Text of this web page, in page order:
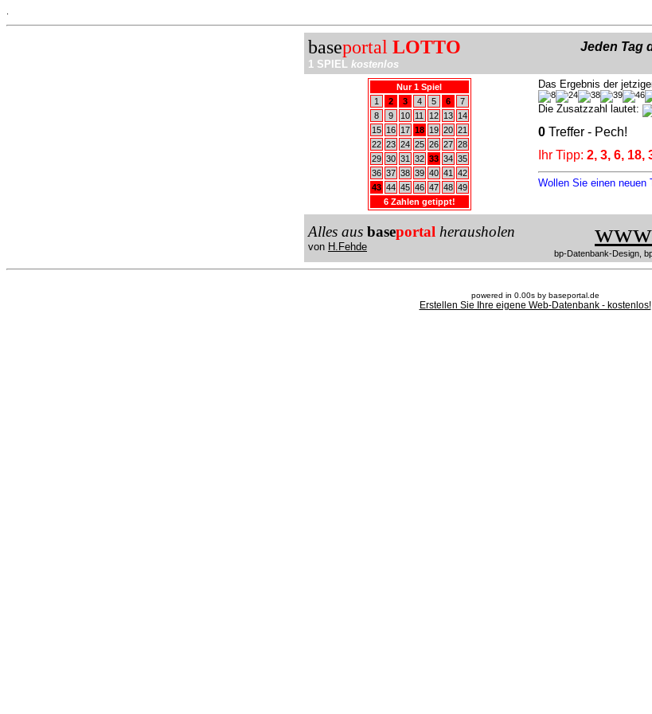
baseportal LOTTO
1 SPIEL kostenlos
Jeden Tag
Nur 1 Spiel
1
2 3 4 5 6
7
8
9 10 11 12 13
14
15
16 17 18 19 20 21
22 23 24 25 26 27 28
29 30 31 32 33 34 35
36 37 38 39 40 41
42
43 44 45 46 47 48 49
6 Zahlen getippt!
Das Ergebnis der
Die Zusatzzahl lautet:
0 Treffer - Pech!
Ihr Tipp: 2, 3, 6, 18,
Wollen Sie einen neuen
Alles aus baseportal herausholen
von H.Fehde
bp-Datenbank-Design,
powered in 0.00s by baseportal.de
Erstellen Sie Ihre eigene Web-Datenbank - kostenlos!